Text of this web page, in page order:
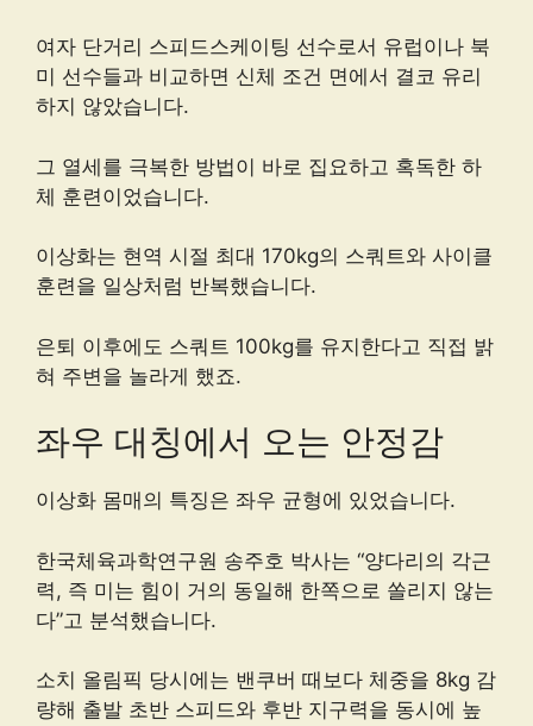
여자 단거리 스피드스케이팅 선수로서 유럽이나 북
미 선수들과 비교하면 신체 조건 면에서 결코 유리
하지 않았습니다.
그 열세를 극복한 방법이 바로 집요하고 혹독한 하
체 훈련이었습니다.
이상화는 현역 시절 최대 170kg의 스쿼트와 사이클
훈련을 일상처럼 반복했습니다.
은퇴 이후에도 스쿼트 100kg를 유지한다고 직접 밝
혀 주변을 놀라게 했죠.
좌우 대칭에서 오는 안정감
이상화 몸매의 특징은 좌우 균형에 있었습니다.
한국체육과학연구원 송주호 박사는 “양다리의 각근
력, 즉 미는 힘이 거의 동일해 한쪽으로 쏠리지 않는
다”고 분석했습니다.
소치 올림픽 당시에는 밴쿠버 때보다 체중을 8kg 감
량해 출발 초반 스피드와 후반 지구력을 동시에 높